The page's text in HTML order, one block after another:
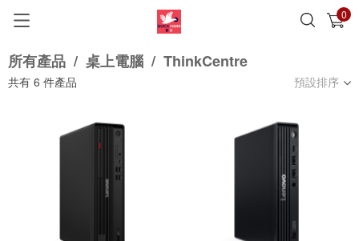
0
已加入購物車 查看
所有產品 / 桌上電腦 / ThinkCentre
共有 6 件產品 預設排序